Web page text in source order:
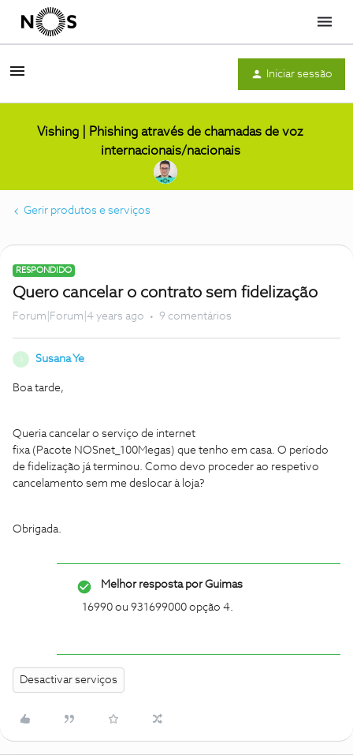
Menu
Iniciar sessão
Vishing | Phishing através de chamadas de voz
internacionais/nacionais
Gerir produtos e serviços
RESPONDIDO
Quero cancelar o contrato sem fidelização
Forum|Forum|4 years ago 9 comentários
Susana Ye
Boa tarde,
Queria cancelar o serviço de internet
fixa (Pacote NOSnet_100Megas) que tenho em casa. O período
de fidelização já terminou. Como devo proceder ao respetivo
cancelamento sem me deslocar à loja?
Obrigada.
Melhor resposta porGuimas
16990 ou 931699000 opção 4.
Desactivar serviços